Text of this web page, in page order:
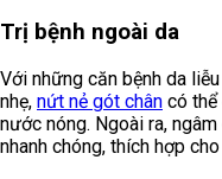
Trị bệnh ngoài da
Với những căn bệnh da
nhẹ, nứt nẻ gót chân có thể
nước nóng. Ngoài ra,
nhanh chóng, thích hợp